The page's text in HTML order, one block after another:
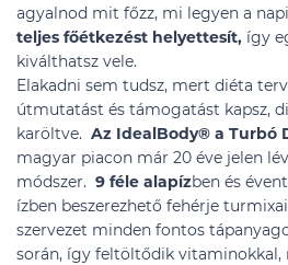
agyalnod mit főzz, mi legyen a
teljes főétkezést helyettesít, így
kiválthatsz vele.
Elakadni sem tudsz, mert diéta
útmutatást és támogatást kapsz,
karöltve. Az IdealBody® a Turbó
magyar piacon már 20 éve jelen
módszer. 9 féle alapízben és
ízben beszerezhető fehérje
szervezet minden fontos
során, így feltöltődik vitaminokkal,